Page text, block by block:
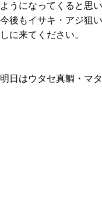
ようになってくると思い
今後もイサキ・アジ狙
しに来てください。
明日はウタセ真鯛・マ